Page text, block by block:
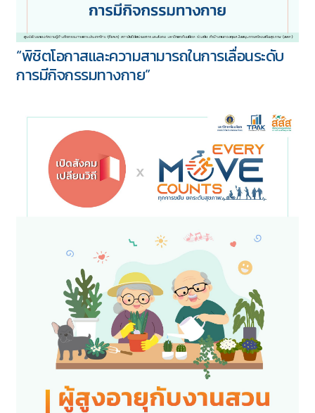
“พิชิตโอกาสและความสามารถในการเลื่อนระดับ
การมีกิจกรรมทางกาย”